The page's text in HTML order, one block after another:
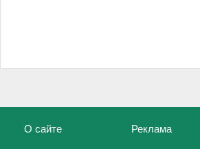
О сайте Реклама